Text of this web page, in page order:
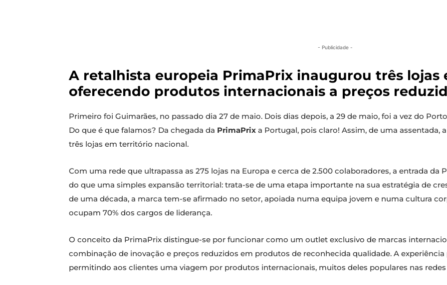
- Publicidade -
A retalhista europeia PrimaPrix inaugurou três lojas
oferecendo produtos internacionais a preços
Primeiro foi Guimarães, no passado dia 27 de maio. Dois dias depois, a 29 de maio, foi a vez do
Do que é que falamos? Da chegada da PrimaPrix a Portugal, pois claro! Assim, de uma assentada, a
três lojas em território nacional.
Com uma rede que ultrapassa as 275 lojas na Europa e cerca de 2.500 colaboradores, a entrada
do que uma simples expansão territorial: trata-se de uma etapa importante na sua estratégia de
de uma década, a marca tem-se afirmado no setor, apoiada numa equipa jovem e numa cultura
ocupam 70% dos cargos de liderança.
O conceito da PrimaPrix distingue-se por funcionar como um outlet exclusivo de marcas
combinação de inovação e preços reduzidos em produtos de reconhecida qualidade. A
permitindo aos clientes uma viagem por produtos internacionais, muitos deles populares nas